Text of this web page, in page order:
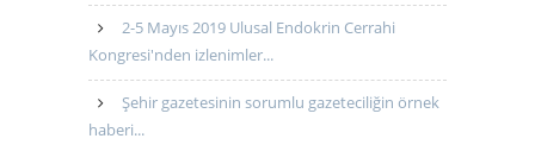
2-5 Mayıs 2019 Ulusal Endokrin Cerrahi
Kongresi'nden izlenimler...
Şehir gazetesinin sorumlu gazeteciliğin örnek
haberi...